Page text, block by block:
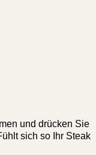
und drücken Sie
sich so Ihr Steak